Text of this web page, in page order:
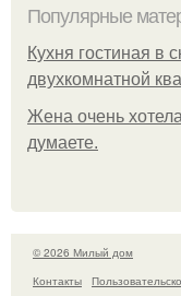
Популярные
Кухня гостиная в
двухкомнатной
Жена очень
думаете.
© 2026 Милый дом
Контакты